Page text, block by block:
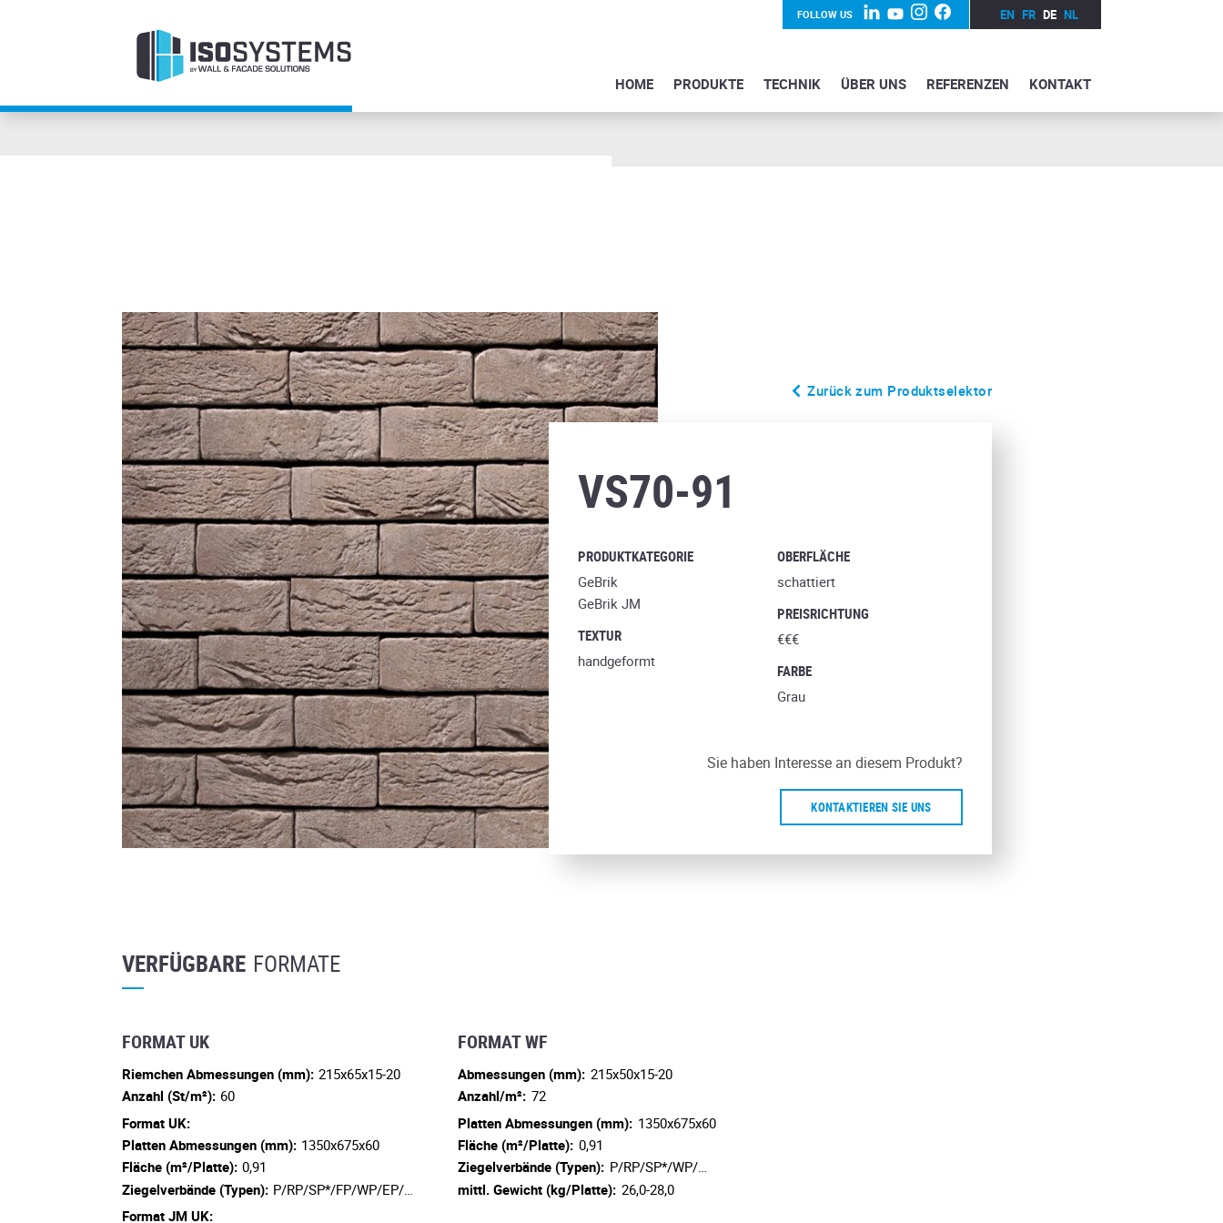
FOLLOW US EN FR DE NL
HOME PRODUKTE TECHNIK ÜBER UNS REFERENZEN KONTAKT
Zurück zum Produktselektor
VS70-91
PRODUKTKATEGORIE
GeBrik
GeBrik JM
TEXTUR
handgeformt
OBERFLÄCHE
schattiert
PREISRICHTUNG
€€€
FARBE
Grau
Sie haben Interesse an diesem Produkt?
KONTAKTIEREN SIE UNS
VERFÜGBARE FORMATE
FORMAT UK
Riemchen Abmessungen (mm): 215x65x15-20
Anzahl (St/m²): 60
Format UK:
Platten Abmessungen (mm): 1350x675x60
Fläche (m²/Platte): 0,91
Ziegelverbände (Typen): P/RP/SP*/FP/WP/EP/…
Format JM UK:
FORMAT WF
Abmessungen (mm): 215x50x15-20
Anzahl/m²: 72
Platten Abmessungen (mm): 1350x675x60
Fläche (m²/Platte): 0,91
Ziegelverbände (Typen): P/RP/SP*/WP/…
mittl. Gewicht (kg/Platte): 26,0-28,0